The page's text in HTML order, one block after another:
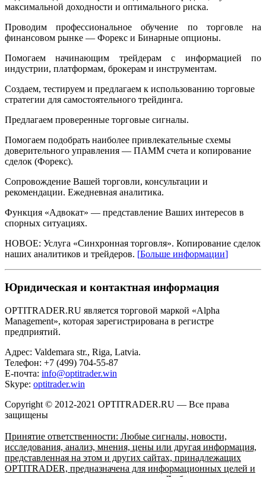
максимальной доходности и оптимального риска.
Проводим профессиональное обучение по торговле на
финансовом рынке — Форекс и Бинарные опционы.
Помогаем начинающим трейдерам с информацией по
индустрии, платформам, брокерам и инструментам.
Создаем, тестируем и предлагаем к использованию торговые
стратегии для самостоятельного трейдинга.
Предлагаем проверенные торговые сигналы.
Помогаем подобрать наиболее привлекательные схемы
доверительного управления — ПАММ счета и копирование
сделок (Форекс).
Сопровождение Вашей торговли, консультации и
рекомендации. Ежедневная аналитика.
Функция «Адвокат» — представление Ваших интересов в
спорных ситуациях.
НОВОЕ: Услуга «Синхронная торговля». Копирование сделок
наших аналитиков и трейдеров. [Больше информации]
Юридическая и контактная информация
OPTITRADER.RU является торговой маркой «Alpha
Management», которая зарегистрирована в регистре
предприятий.
Адрес: Valdemara str., Riga, Latvia.
Телефон: +7 (499) 704-55-87
E-почта: info@optitrader.win
Skype: optitrader.win
Copyright © 2012-2021 OPTITRADER.RU — Все права
защищены
Принятие ответственности: Любые сигналы, новости,
исследования, анализ, мнения, цены или другая информация,
представленная на этом и других сайтах, принадлежащих
OPTITRADER, предназначена для информационных целей и